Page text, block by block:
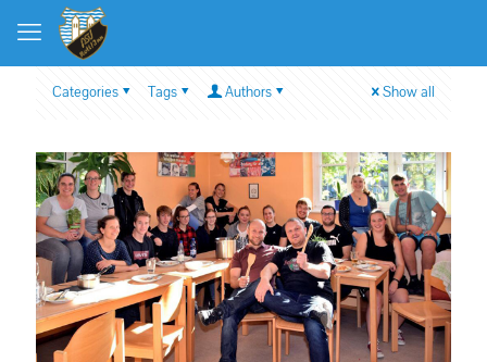
Categories Tags Authors Show all